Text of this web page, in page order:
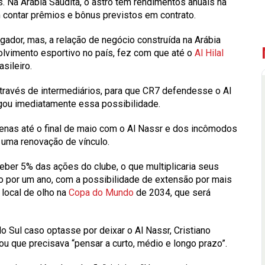
prêmios e bônus previstos em contrato.
mas, a relação de negócio construída na Arábia
esportivo no país, fez com que até o Al Hilal
de intermediários, para que CR7 defendesse o Al
imediatamente essa possibilidade.
até o final de maio com o Al Nassr e dos incômodos
renovação de vínculo.
5% das ações do clube, o que multiplicaria seus
por um ano, com a possibilidade de extensão por mais
de olho na Copa do Mundo de 2034, que será
Sul caso optasse por deixar o Al Nassr, Cristiano
que precisava “pensar a curto, médio e longo prazo”.